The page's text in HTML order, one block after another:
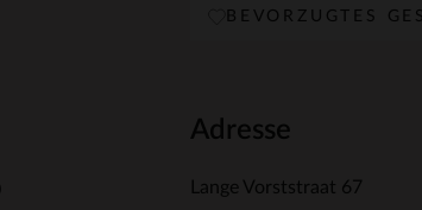
BEVORZUGTES
Adresse
Lange Vorststraat 67